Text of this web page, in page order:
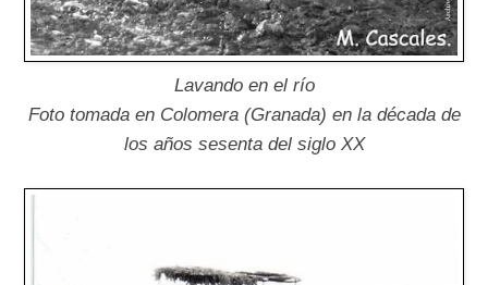
Lavando en el río
Foto tomada en Colomera (Granada) en la década de
los años sesenta del siglo XX